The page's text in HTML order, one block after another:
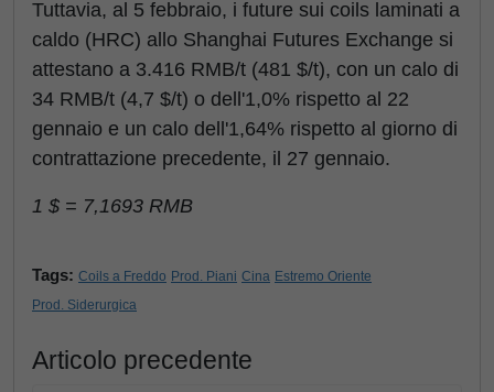
Tuttavia, al 5 febbraio, i future sui coils laminati a
caldo (HRC) allo Shanghai Futures Exchange si
attestano a 3.416 RMB/t (481 $/t), con un calo di
34 RMB/t (4,7 $/t) o dell'1,0% rispetto al 22
gennaio e un calo dell'1,64% rispetto al giorno di
contrattazione precedente, il 27 gennaio.
1 $ = 7,1693 RMB
Tags: Coils a Freddo Prod. Piani Cina Estremo Oriente
Prod. Siderurgica
Articolo precedente